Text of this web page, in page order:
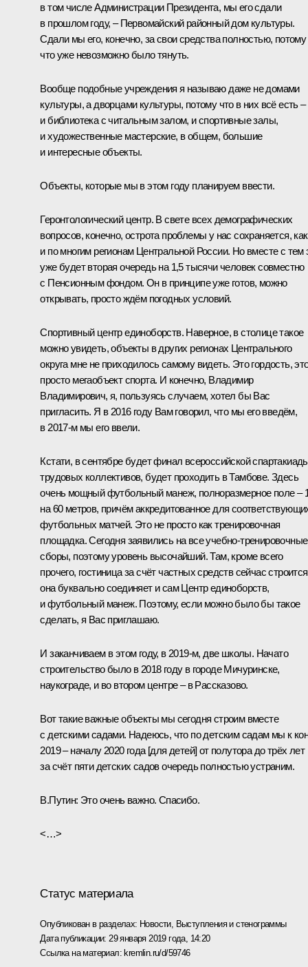
в том числе Администрации Президента, мы его сдали
в прошлом году, – Первомайский районный дом культуры.
Сдали мы его, конечно, за свои средства полностью, потому
что уже невозможно было тянуть.
Вообще подобные учреждения я называю даже не домами
культуры, а дворцами культуры, потому что в них всё есть –
и библиотека с читальным залом, и спортивные залы,
и художественные мастерские, в общем, большие
и интересные объекты.
Объекты, которые мы в этом году планируем ввести.
Геронтологический центр. В свете всех демографических
вопросов, конечно, острота проблемы у нас сохраняется, как
и по многим регионам Центральной России. Но вместе с тем
уже будет вторая очередь на 1,5 тысячи человек совместно
с Пенсионным фондом. Он в принципе уже готов, можно
открывать, просто ждём погодных условий.
Спортивный центр единоборств. Наверное, в столице такое
можно увидеть, объекты в других регионах Центрального
округа мне не приходилось самому видеть. Это гордость,
просто мегаобъект спорта. И конечно, Владимир
Владимирович, я, пользуясь случаем, хотел бы Вас
пригласить. Я в 2016 году Вам говорил, что мы его введём,
в 2017-м мы его ввели.
Кстати, в сентябре будет финал всероссийской
трудовых коллективов, будет проходить в Тамбове. Здесь
очень мощный футбольный манеж, полноразмерное поле –
на 60 метров, причём аккредитованное для
футбольных матчей. Это не просто как тренировочная
площадка. Сегодня заявились на все учебно-тренировочные
сборы, поэтому уровень высочайший. Там, кроме всего
прочего, гостиница за счёт частных средств сейчас
она буквально соединяет и сам Центр единоборств,
и футбольный манеж. Поэтому, если можно было бы такое
сделать, я Вас приглашаю.
И заканчиваем в этом году, в 2019-м, две школы. Начато
строительство было в 2018 году в городе Мичуринске,
наукограде, и во втором центре – в Рассказово.
Вот такие важные объекты мы сегодня строим вместе
с детскими садами. Надеюсь, что по детским садам мы к
2019 – началу 2020 года [для детей] от полутора до трёх лет
за счёт пяти детских садов очередь полностью устраним.
В.Путин: Это очень важно. Спасибо.
<…>
Статус материала
Опубликован в разделах: Новости, Выступления и стенограммы
Дата публикации: 29 января 2019 года, 14:20
Ссылка на материал: kremlin.ru/d/59746